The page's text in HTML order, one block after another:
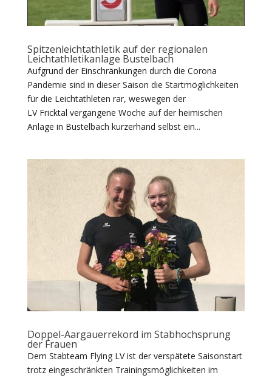
Spitzenleichtathletik auf der regionalen
Leichtathletikanlage Bustelbach
Aufgrund der Einschränkungen durch die Corona
Pandemie sind in dieser Saison die Startmöglichkeiten
für die Leichtathleten rar, weswegen der
LV Fricktal vergangene Woche auf der heimischen
Anlage in Bustelbach kurzerhand selbst ein...
Doppel-Aargauerrekord im Stabhochsprung
der Frauen
Dem Stabteam Flying LV ist der verspätete Saisonstart
trotz eingeschränkten Trainingsmöglichkeiten im